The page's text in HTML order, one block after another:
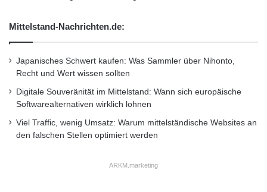
Mittelstand-Nachrichten.de:
Japanisches Schwert kaufen: Was Sammler über Nihonto,
Recht und Wert wissen sollten
Digitale Souveränität im Mittelstand: Wann sich europäische
Softwarealternativen wirklich lohnen
Viel Traffic, wenig Umsatz: Warum mittelständische Websites an
den falschen Stellen optimiert werden
ARKM.marketing